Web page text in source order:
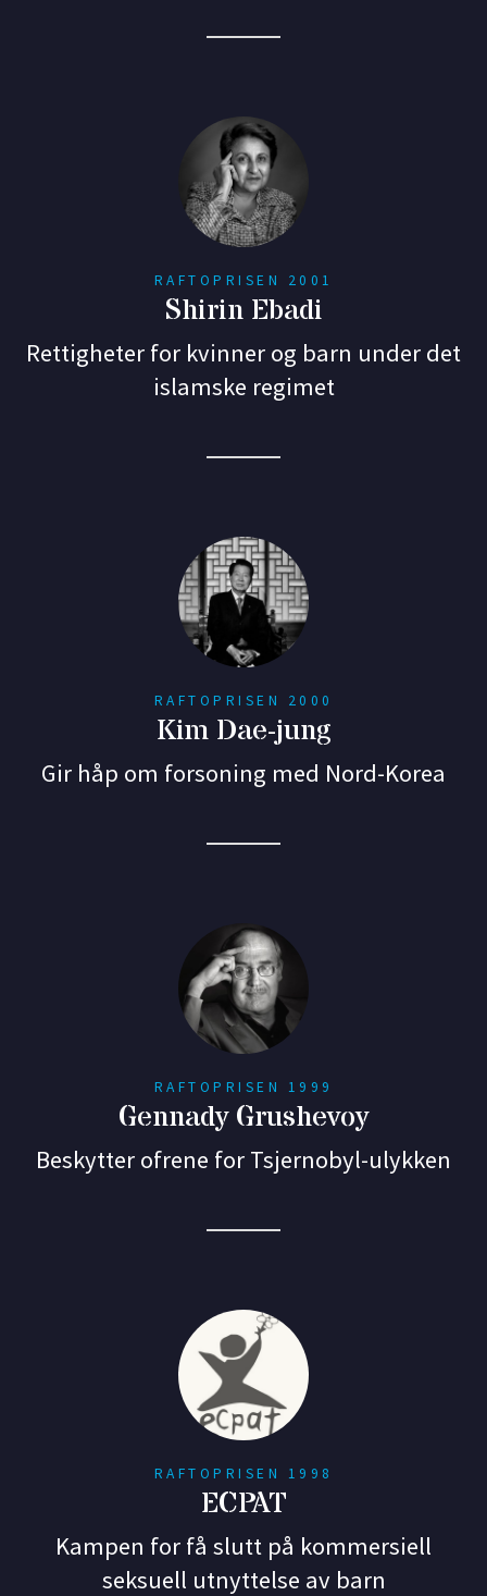
RAFTOPRISEN 2001
Shirin Ebadi
Rettigheter for kvinner og barn under det
islamske regimet
RAFTOPRISEN 2000
Kim Dae-jung
Gir håp om forsoning med Nord-Korea
RAFTOPRISEN 1999
Gennady Grushevoy
Beskytter ofrene for Tsjernobyl-ulykken
RAFTOPRISEN 1998
ECPAT
Kampen for få slutt på kommersiell
seksuell utnyttelse av barn